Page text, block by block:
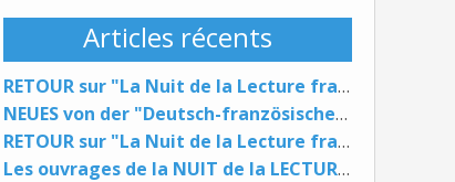
Articles récents
RETOUR sur "La Nuit de la Lecture franco-allemande" / NEUES von der "Deutsch-französischen Lesenacht"
NEUES von der "Deutsch-französischen Lesenacht"
RETOUR sur "La Nuit de la Lecture franco-allemande" ...
Les ouvrages de la NUIT de la LECTURE du 29 janvier 2026 ...